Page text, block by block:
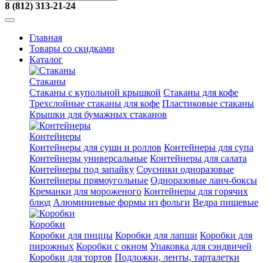
8 (812) 313-21-24
Главная
Товары со скидками
Каталог
Стаканы
Стаканы с купольной крышкой Стаканы для кофе
Трехслойные стаканы для кофе Пластиковые стаканы
Крышки для бумажных стаканов
Контейнеры
Контейнеры для суши и роллов Контейнеры для супа
Контейнеры универсальные Контейнеры для салата
Контейнеры под запайку Соусники одноразовые
Контейнеры прямоугольные Одноразовые ланч-боксы
Креманки для мороженого Контейнеры для горячих
блюд Алюминиевые формы из фольги Ведра пищевые
Коробки
Коробки для пиццы Коробки для лапши Коробки для
пирожных Коробки с окном Упаковка для сэндвичей
Коробки для тортов Подложки, ленты, тарталетки